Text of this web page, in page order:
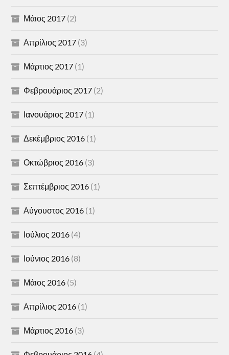
Μάιος 2017 (2)
Απρίλιος 2017 (3)
Μάρτιος 2017 (1)
Φεβρουάριος 2017 (2)
Ιανουάριος 2017 (1)
Δεκέμβριος 2016 (1)
Οκτώβριος 2016 (3)
Σεπτέμβριος 2016 (1)
Αύγουστος 2016 (1)
Ιούλιος 2016 (4)
Ιούνιος 2016 (8)
Μάιος 2016 (5)
Απρίλιος 2016 (1)
Μάρτιος 2016 (3)